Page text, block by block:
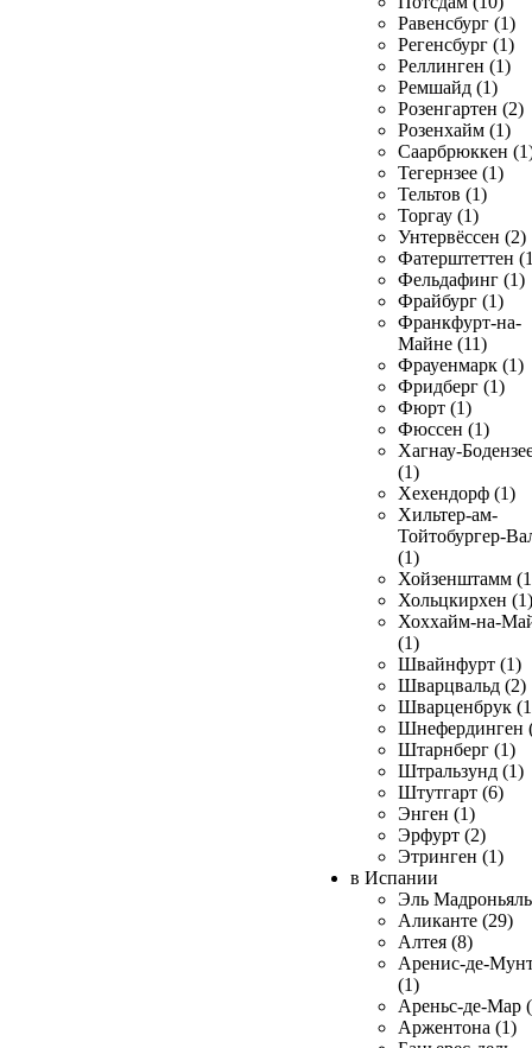
Равенсбург (1)
Регенсбург (1)
Реллинген (1)
Ремшайд (1)
Розенгартен (2)
Розенхайм (1)
Саарбрюккен
Тегернзее (1)
Тельтов (1)
Торгау (1)
Унтервёссен (2)
Фатерштеттен
Фельдафинг (1)
Фрайбург (1)
Франкфурт-на-
Майне (11)
Фрауенмарк (1)
Фридберг (1)
Фюрт (1)
Фюссен (1)
Хагнау-
(1)
Хехендорф (1)
Хильтер-ам-
Тойтобургер-
(1)
Хойзенштамм
Хольцкирхен (1)
Хоххайм-на-
(1)
Швайнфурт (1)
Шварцвальд (2)
Шварценбрук
Шнефердинген
Штарнберг (1)
Штральзунд (1)
Штутгарт (6)
Энген (1)
Эрфурт (2)
Этринген (1)
в Испании
Эль
Аликанте (29)
Алтея (8)
Аренис-де-
(1)
Ареньс-де-Мар
Аржентона (1)